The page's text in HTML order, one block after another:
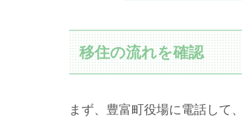
移住の流れを確認
まず、豊富町役場に電話して